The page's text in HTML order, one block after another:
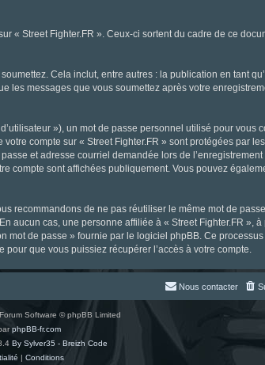
Street Fighter.FR ». Ceux-ci sortent du cadre de ce
Cela inclut, entre autres : la publication en tant
les messages que vous soumettez après votre
»), un mot de passe personnel utilisé pour vous
compte sur « Street Fighter.FR » sont protégées par
et adresse courriel demandée lors de
compte sont affichées publiquement. Vous pouvez
recommandons de ne pas réutiliser le même mot de
aucun cas, une personne affiliée à « Street Fighter.FR »,
de passe » fournie par le logiciel phpBB. Ce
que vous puissiez récupérer l’accès à votre compte.
Nous contacter
Software © phpBB Limited
phpBB-fr.com
By Sylver35 - Breizh Code
| Conditions